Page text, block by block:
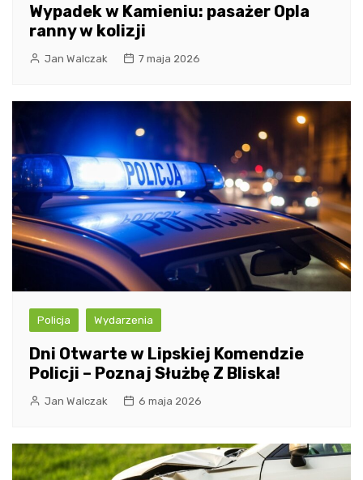
Wypadek w Kamieniu: pasażer Opla
ranny w kolizji
Jan Walczak 7 maja 2026
Policja Wydarzenia
Dni Otwarte w Lipskiej Komendzie
Policji – Poznaj Służbę Z Bliska!
Jan Walczak 6 maja 2026